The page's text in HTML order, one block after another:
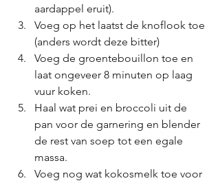
aardappel eruit).
Voeg op het laatst de knoflook toe
(anders wordt deze bitter)
Voeg de groentebouillon toe en
laat ongeveer 8 minuten op laag
vuur koken.
Haal wat prei en broccoli uit de
pan voor de garnering en blender
de rest van soep tot een egale
massa.
Voeg nog wat kokosmelk toe voor